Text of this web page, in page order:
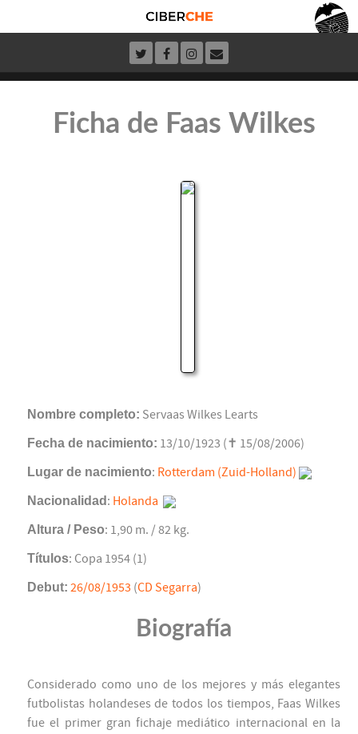
Ficha de Faas Wilkes
Nombre completo: Servaas Wilkes Learts
Fecha de nacimiento: 13/10/1923 (✝ 15/08/2006)
Lugar de nacimiento: Rotterdam (Zuid-Holland)
Nacionalidad : Holanda
Altura / Peso: 1,90 m. / 82 kg.
Títulos: Copa 1954 (1)
Debut: 26/08/1953 (CD Segarra)
Biografía
Considerado como uno de los mejores y más elegantes
futbolistas holandeses de todos los tiempos, Faas Wilkes
fue el primer gran fichaje mediático internacional en la